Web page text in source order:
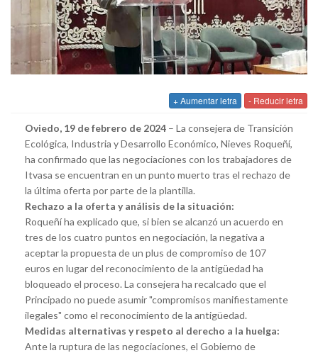
+ Aumentar letra - Reducir letra
Oviedo, 19 de febrero de 2024 – La consejera de Transición
Ecológica, Industria y Desarrollo Económico, Nieves Roqueñí,
ha confirmado que las negociaciones con los trabajadores de
Itvasa se encuentran en un punto muerto tras el rechazo de
la última oferta por parte de la plantilla.
Rechazo a la oferta y análisis de la situación:
Roqueñí ha explicado que, si bien se alcanzó un acuerdo en
tres de los cuatro puntos en negociación, la negativa a
aceptar la propuesta de un plus de compromiso de 107
euros en lugar del reconocimiento de la antigüedad ha
bloqueado el proceso. La consejera ha recalcado que el
Principado no puede asumir "compromisos manifiestamente
ilegales" como el reconocimiento de la antigüedad.
Medidas alternativas y respeto al derecho a la huelga:
Ante la ruptura de las negociaciones, el Gobierno de